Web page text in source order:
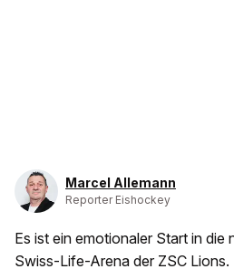
Marcel Allemann
Reporter Eishockey
Es ist ein emotionaler Start in die
Swiss-Life-Arena der ZSC Lions.